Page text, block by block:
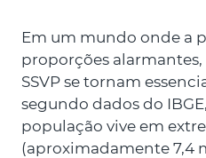
Em um mundo onde a
proporções
SSVP se tornam
segundo dados do
população vive em
(aproximadamente 7,4